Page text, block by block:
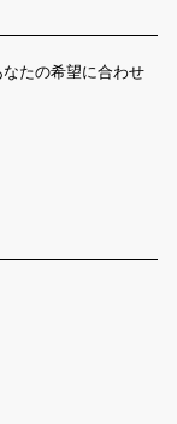
たの希望に合わせ